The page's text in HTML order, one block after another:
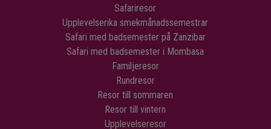
Safariresor
Upplevelserika smekmånadssemestrar
Safari med badsemester på Zanzibar
Safari med badsemester i Mombasa
Familjeresor
Rundresor
Resor till sommaren
Resor till vintern
Upplevelseresor